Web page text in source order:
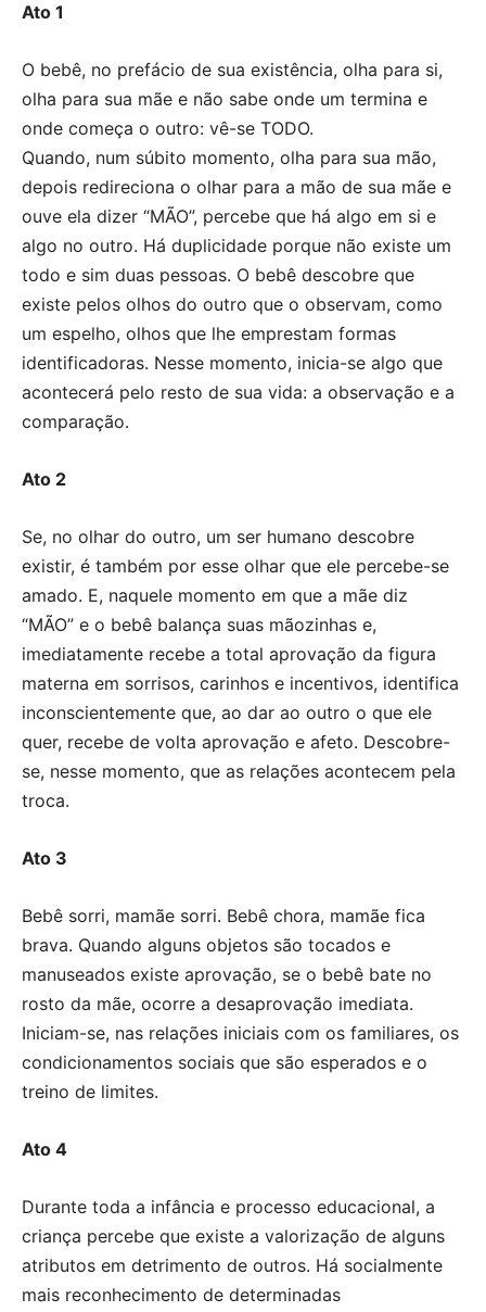
Ato 1
O bebê, no prefácio de sua existência, olha para si,
olha para sua mãe e não sabe onde um termina e
onde começa o outro: vê-se TODO.
Quando, num súbito momento, olha para sua mão,
depois redireciona o olhar para a mão de sua mãe e
ouve ela dizer “MÃO”, percebe que há algo em si e
algo no outro. Há duplicidade porque não existe um
todo e sim duas pessoas. O bebê descobre que
existe pelos olhos do outro que o observam, como
um espelho, olhos que lhe emprestam formas
identificadoras. Nesse momento, inicia-se algo que
acontecerá pelo resto de sua vida: a observação e a
comparação.
Ato 2
Se, no olhar do outro, um ser humano descobre
existir, é também por esse olhar que ele percebe-se
amado. E, naquele momento em que a mãe diz
“MÃO” e o bebê balança suas mãozinhas e,
imediatamente recebe a total aprovação da figura
materna em sorrisos, carinhos e incentivos, identifica
inconscientemente que, ao dar ao outro o que ele
quer, recebe de volta aprovação e afeto. Descobre-
se, nesse momento, que as relações acontecem pela
troca.
Ato 3
Bebê sorri, mamãe sorri. Bebê chora, mamãe fica
brava. Quando alguns objetos são tocados e
manuseados existe aprovação, se o bebê bate no
rosto da mãe, ocorre a desaprovação imediata.
Iniciam-se, nas relações iniciais com os familiares, os
condicionamentos sociais que são esperados e o
treino de limites.
Ato 4
Durante toda a infância e processo educacional, a
criança percebe que existe a valorização de alguns
atributos em detrimento de outros. Há socialmente
mais reconhecimento de determinadas